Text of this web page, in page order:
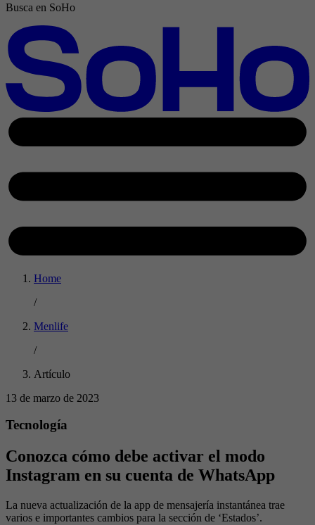
Busca en SoHo
Home
/
Menlife
/
Artículo
13 de marzo de 2023
Tecnología
Conozca cómo debe activar el modo
Instagram en su cuenta de WhatsApp
La nueva actualización de la app de mensajería instantánea trae
varios e importantes cambios para la sección de ‘Estados’.